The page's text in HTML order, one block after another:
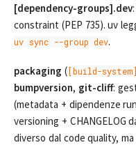
[dependency-groups].dev
constraint (PEP 735). uv
uv sync --group dev.
packaging ([build-system]
bumpversion, git-cliff:
(metadata + dipendenze
versioning + CHANGELOG
diverso dal code quality,